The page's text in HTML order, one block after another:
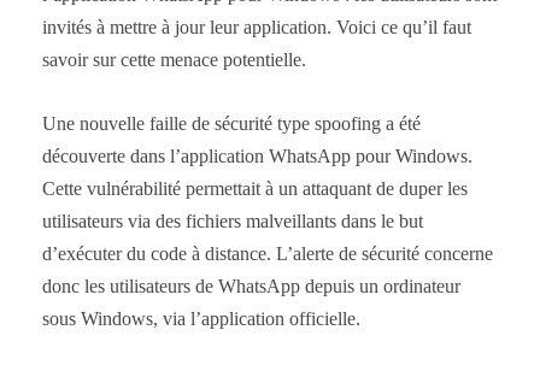
invités à mettre à jour leur application. Voici ce qu’il faut
savoir sur cette menace potentielle.
Une nouvelle faille de sécurité type spoofing a été
découverte dans l’application WhatsApp pour Windows.
Cette vulnérabilité permettait à un attaquant de duper les
utilisateurs via des fichiers malveillants dans le but
d’exécuter du code à distance. L’alerte de sécurité concerne
donc les utilisateurs de WhatsApp depuis un ordinateur
sous Windows, via l’application officielle.